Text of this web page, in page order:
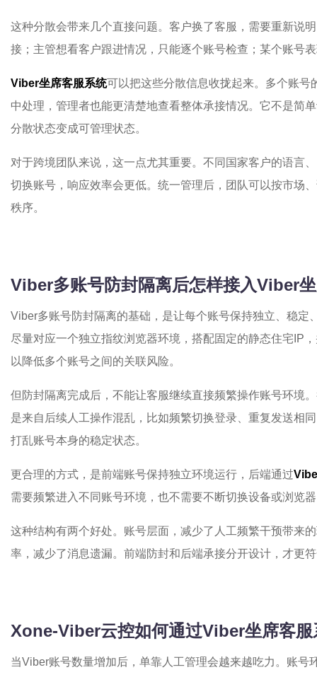
这种分散会带来几个直接问题。客户换了客服，需要重新说
接；主管想看客户跟进情况，只能逐个账号检查；某个账号
Viber坐席客服系统可以把这些分散信息收拢起来。多个账
中处理，管理者也能更清楚地查看整体承接情况。它不是简
分散状态变成可管理状态。
对于跨境团队来说，这一点尤其重要。不同国家客户的语言
切换账号，响应效率会更低。统一管理后，团队可以按市场
秩序。
Viber多账号防封隔离后怎样接入Viber
Viber多账号防封隔离的基础，是让每个账号保持独立、稳定
尽量对应一个独立指纹浏览器环境，搭配固定的静态住宅IP
以降低多个账号之间的关联风险。
但防封隔离完成后，不能让客服继续直接频繁操作账号环境
是来自后续人工操作混乱，比如频繁切换登录、重复发送相
打乱账号本身的稳定状态。
更合理的方式，是前端账号保持独立环境运行，后端通过
需要频繁进入不同账号环境，也不需要不断切换设备或浏览
这种结构有两个好处。账号层面，减少了人工频繁干预带来
率，减少了消息遗漏。前端防封和后端承接分开设计，才更
Xone-Viber云控如何通过Viber坐席客
当Viber账号数量增加后，单靠人工管理会越来越吃力。账号